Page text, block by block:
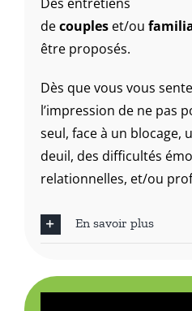
decoupleset/ou
être proposés.
Dès que vous vous
l’impression de ne pas
seul, face à un blocage,
deuil, des difficultés
relationnelles, et/ou
En savoir plus